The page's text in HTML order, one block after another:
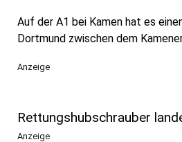
Auf der A1 bei Kamen hat es
Dortmund zwischen dem
Anzeige
Rettungshubschrauber
Anzeige